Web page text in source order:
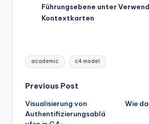
Führungsebene unter
Kontextkarten
Tags:
academic c4 model
Post
navigation
Previous Post
Visualisierung von
Authentifizierungsablä
Wie